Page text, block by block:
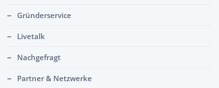
Gründerservice
Livetalk
Nachgefragt
Partner & Netzwerke